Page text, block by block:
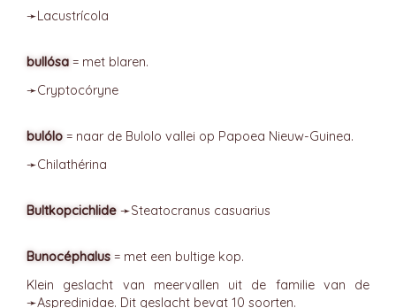
➛Lacustrícola
bullósa = met blaren.
➛Cryptocóryne
bulólo = naar de Bulolo vallei op Papoea Nieuw-Guinea.
➛Chilathérina
Bultkopcichlide ➛Steatocranus casuarius
Bunocéphalus = met een bultige kop.
Klein geslacht van meervallen uit de familie van de
➛Aspredinidae. Dit geslacht bevat 10 soorten.